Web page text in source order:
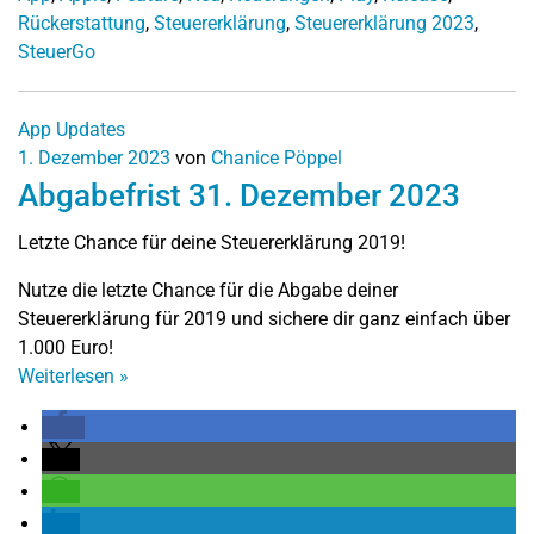
Rückerstattung, Steuererklärung, Steuererklärung 2023,
SteuerGo
App Updates
1. Dezember 2023 von Chanice Pöppel
Abgabefrist 31. Dezember 2023
Letzte Chance für deine Steuererklärung 2019!
Nutze die letzte Chance für die Abgabe deiner
Steuererklärung für 2019 und sichere dir ganz einfach über
1.000 Euro!
Weiterlesen »